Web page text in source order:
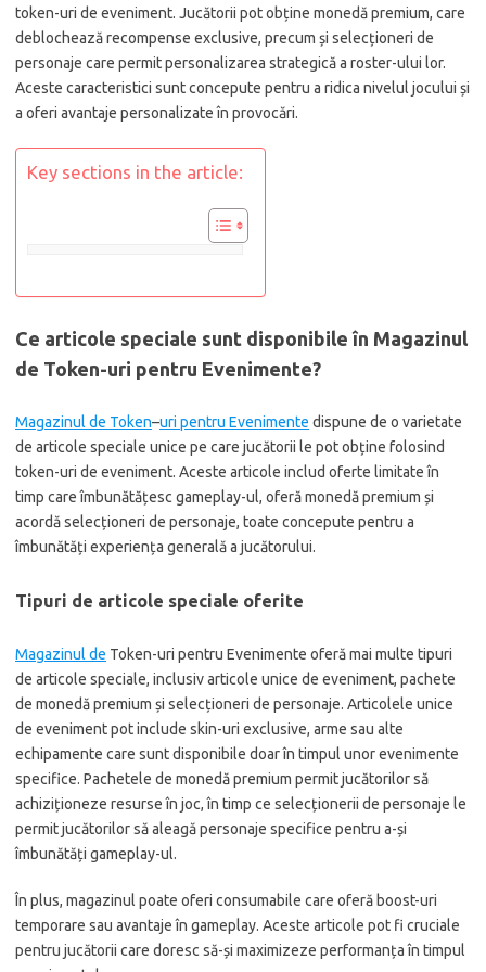
token-uri de eveniment. Jucătorii pot obține monedă premium, care
deblochează recompense exclusive, precum și selecționeri de
personaje care permit personalizarea strategică a roster-ului lor.
Aceste caracteristici sunt concepute pentru a ridica nivelul jocului și
a oferi avantaje personalizate în provocări.
Key sections in the article:
Ce articole speciale sunt disponibile în Magazinul
de Token-uri pentru Evenimente?
Magazinul de Token–uri pentru Evenimente dispune de o varietate
de articole speciale unice pe care jucătorii le pot obține folosind
token-uri de eveniment. Aceste articole includ oferte limitate în
timp care îmbunătățesc gameplay-ul, oferă monedă premium și
acordă selecționeri de personaje, toate concepute pentru a
îmbunătăți experiența generală a jucătorului.
Tipuri de articole speciale oferite
Magazinul de Token-uri pentru Evenimente oferă mai multe tipuri
de articole speciale, inclusiv articole unice de eveniment, pachete
de monedă premium și selecționeri de personaje. Articolele unice
de eveniment pot include skin-uri exclusive, arme sau alte
echipamente care sunt disponibile doar în timpul unor evenimente
specifice. Pachetele de monedă premium permit jucătorilor să
achiziționeze resurse în joc, în timp ce selecționerii de personaje le
permit jucătorilor să aleagă personaje specifice pentru a-și
îmbunătăți gameplay-ul.
În plus, magazinul poate oferi consumabile care oferă boost-uri
temporare sau avantaje în gameplay. Aceste articole pot fi cruciale
pentru jucătorii care doresc să-și maximizeze performanța în timpul